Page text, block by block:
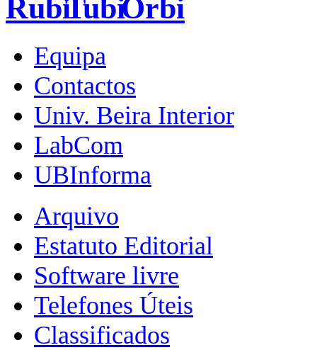
Equipa
Contactos
Univ. Beira Interior
LabCom
UBInforma
Arquivo
Estatuto Editorial
Software livre
Telefones Úteis
Classificados